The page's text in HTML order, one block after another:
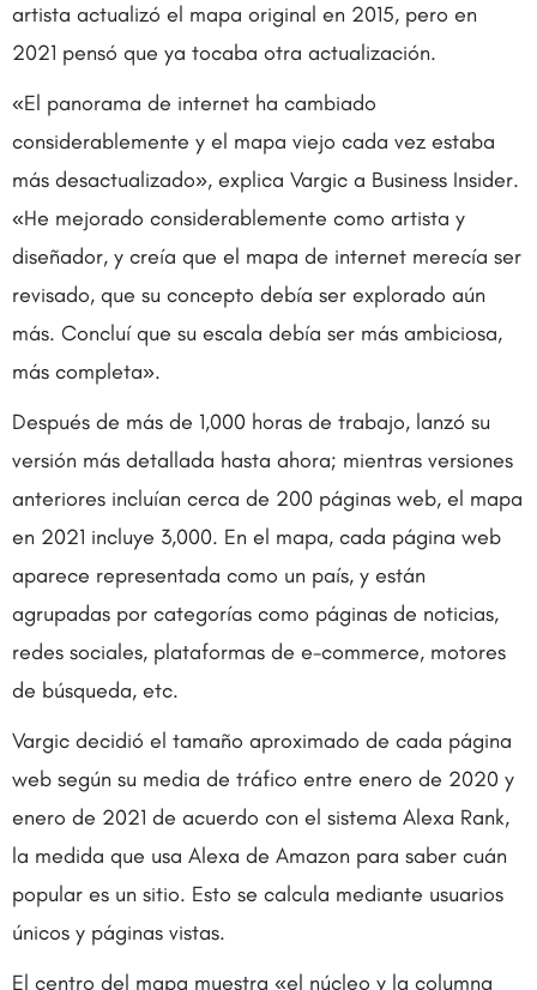
artista actualizó el mapa original en 2015, pero en
2021 pensó que ya tocaba otra actualización.
«El panorama de internet ha cambiado
considerablemente y el mapa viejo cada vez estaba
más desactualizado», explica Vargic a Business Insider.
«He mejorado considerablemente como artista y
diseñador, y creía que el mapa de internet merecía ser
revisado, que su concepto debía ser explorado aún
más. Concluí que su escala debía ser más ambiciosa,
más completa».
Después de más de 1,000 horas de trabajo, lanzó su
versión más detallada hasta ahora; mientras versiones
anteriores incluían cerca de 200 páginas web, el mapa
en 2021 incluye 3,000. En el mapa, cada página web
aparece representada como un país, y están
agrupadas por categorías como páginas de noticias,
redes sociales, plataformas de e-commerce, motores
de búsqueda, etc.
Vargic decidió el tamaño aproximado de cada página
web según su media de tráfico entre enero de 2020 y
enero de 2021 de acuerdo con el sistema Alexa Rank,
la medida que usa Alexa de Amazon para saber cuán
popular es un sitio. Esto se calcula mediante usuarios
únicos y páginas vistas.
El centro del mapa muestra «el núcleo y la columna